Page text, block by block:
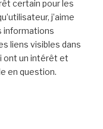
certain pour les
j’aime
informations
liens visibles dans
ont un intérêt et
en question.